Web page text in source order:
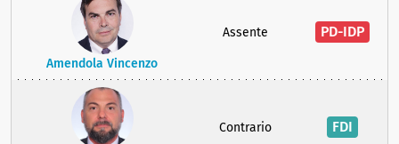
Amendola Vincenzo
Assente PD-IDP
Contrario FDI